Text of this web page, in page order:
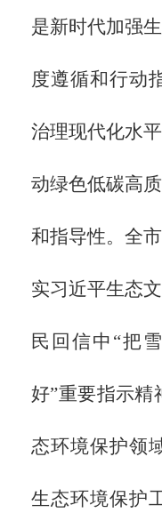
是新时代加强
度遵循和行动
治理现代化水
动绿色低碳高
和指导性。全
实习近平生态
民回信中“把
好”重要指示精
态环境保护领
生态环境保护